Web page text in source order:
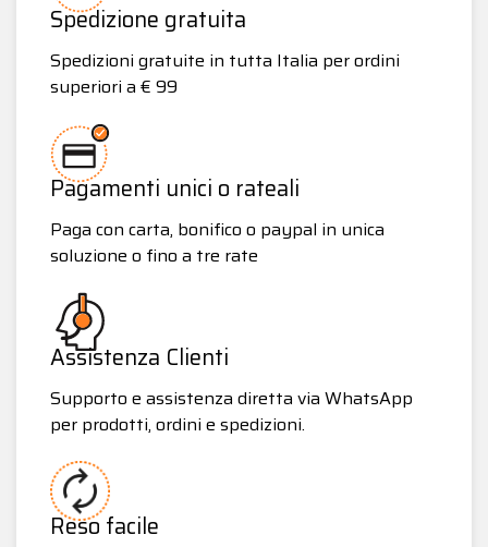
Spedizione gratuita
Spedizioni gratuite in tutta Italia per ordini
superiori a € 99
Pagamenti unici o rateali
Paga con carta, bonifico o paypal in unica
soluzione o fino a tre rate
Assistenza Clienti
Supporto e assistenza diretta via WhatsApp
per prodotti, ordini e spedizioni.
Reso facile